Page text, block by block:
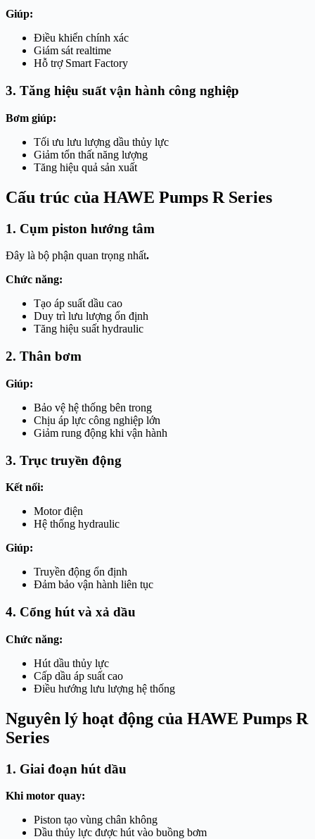
Giúp:
Điều khiển chính xác
Giám sát realtime
Hỗ trợ Smart Factory
3. Tăng hiệu suất vận hành công nghiệp
Bơm giúp:
Tối ưu lưu lượng dầu thủy lực
Giảm tổn thất năng lượng
Tăng hiệu quả sản xuất
Cấu trúc của HAWE Pumps R Series
1. Cụm piston hướng tâm
Đây là bộ phận quan trọng nhất.
Chức năng:
Tạo áp suất dầu cao
Duy trì lưu lượng ổn định
Tăng hiệu suất hydraulic
2. Thân bơm
Giúp:
Bảo vệ hệ thống bên trong
Chịu áp lực công nghiệp lớn
Giảm rung động khi vận hành
3. Trục truyền động
Kết nối:
Motor điện
Hệ thống hydraulic
Giúp:
Truyền động ổn định
Đảm bảo vận hành liên tục
4. Cổng hút và xả dầu
Chức năng:
Hút dầu thủy lực
Cấp dầu áp suất cao
Điều hướng lưu lượng hệ thống
Nguyên lý hoạt động của HAWE Pumps R
Series
1. Giai đoạn hút dầu
Khi motor quay:
Piston tạo vùng chân không
Dầu thủy lực được hút vào buồng bơm